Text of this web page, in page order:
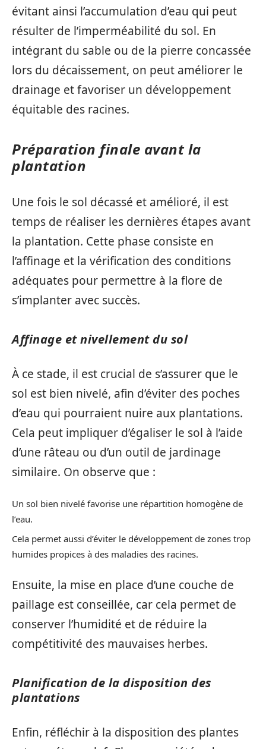
évitant ainsi l’accumulation d’eau qui peut
résulter de l’imperméabilité du sol. En
intégrant du sable ou de la pierre concassée
lors du décaissement, on peut améliorer le
drainage et favoriser un développement
équitable des racines.
Préparation finale avant la
plantation
Une fois le sol décassé et amélioré, il est
temps de réaliser les dernières étapes avant
la plantation. Cette phase consiste en
l’affinage et la vérification des conditions
adéquates pour permettre à la flore de
s’implanter avec succès.
Affinage et nivellement du sol
À ce stade, il est crucial de s’assurer que le
sol est bien nivelé, afin d’éviter des poches
d’eau qui pourraient nuire aux plantations.
Cela peut impliquer d’égaliser le sol à l’aide
d’une râteau ou d’un outil de jardinage
similaire. On observe que :
Un sol bien nivelé favorise une répartition homogène de
l’eau.
Cela permet aussi d’éviter le développement de zones trop
humides propices à des maladies des racines.
Ensuite, la mise en place d’une couche de
paillage est conseillée, car cela permet de
conserver l’humidité et de réduire la
compétitivité des mauvaises herbes.
Planification de la disposition des
plantations
Enfin, réfléchir à la disposition des plantes